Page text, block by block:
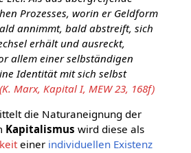
Prozesses, worin er Geldform
annimmt, bald abstreift, sich
erhält und ausreckt,
allem einer selbständigen
Identität mit sich selbst
(K. Marx, Kapital I, MEW 23, 168f)
die Naturaneignung der
Kapitalismus wird diese als
einer individuellen Existenz